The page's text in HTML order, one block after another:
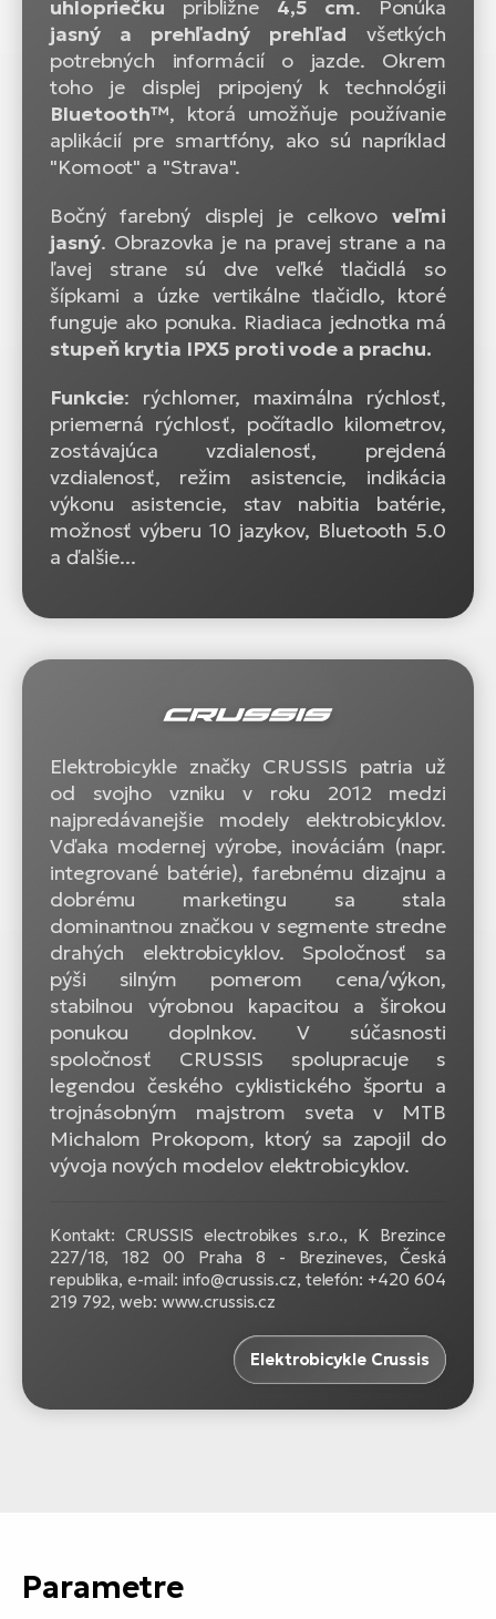
uhlopriečku približne 4,5 cm. Ponúka
jasný a prehľadný prehľad všetkých
potrebných informácií o jazde. Okrem
toho je displej pripojený k technológii
Bluetooth™, ktorá umožňuje používanie
aplikácií pre smartfóny, ako sú napríklad
"Komoot" a "Strava".
Bočný farebný displej je celkovo veľmi
jasný. Obrazovka je na pravej strane a na
ľavej strane sú dve veľké tlačidlá so
šípkami a úzke vertikálne tlačidlo, ktoré
funguje ako ponuka. Riadiaca jednotka má
stupeň krytia IPX5 proti vode a prachu.
Funkcie: rýchlomer, maximálna rýchlosť,
priemerná rýchlosť, počítadlo kilometrov,
zostávajúca vzdialenosť, prejdená
vzdialenosť, režim asistencie, indikácia
výkonu asistencie, stav nabitia batérie,
možnosť výberu 10 jazykov, Bluetooth 5.0
a ďalšie...
Elektrobicykle značky CRUSSIS patria už
od svojho vzniku v roku 2012 medzi
najpredávanejšie modely elektrobicyklov.
Vďaka modernej výrobe, inováciám (napr.
integrované batérie), farebnému dizajnu a
dobrému marketingu sa stala
dominantnou značkou v segmente stredne
drahých elektrobicyklov. Spoločnosť sa
pýši silným pomerom cena/výkon,
stabilnou výrobnou kapacitou a širokou
ponukou doplnkov. V súčasnosti
spoločnosť CRUSSIS spolupracuje s
legendou českého cyklistického športu a
trojnásobným majstrom sveta v MTB
Michalom Prokopom, ktorý sa zapojil do
vývoja nových modelov elektrobicyklov.
Kontakt: CRUSSIS electrobikes s.r.o., K Brezince
227/18, 182 00 Praha 8 - Brezineves, Česká
republika, e-mail: info@crussis.cz, telefón: +420 604
219 792, web: www.crussis.cz
Elektrobicykle Crussis
Parametre